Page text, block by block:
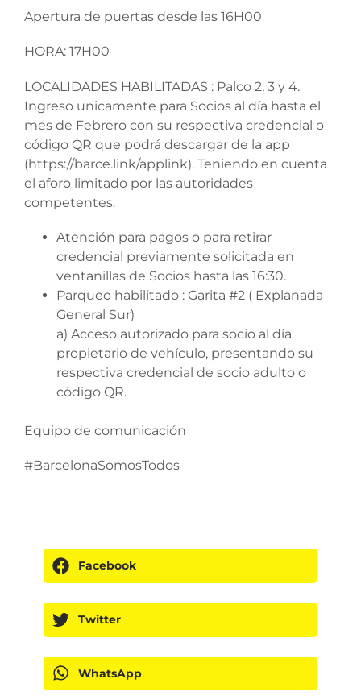
Apertura de puertas desde las 16H00
HORA: 17H00
LOCALIDADES HABILITADAS : Palco 2, 3 y 4.
Ingreso unicamente para Socios al día hasta el
mes de Febrero con su respectiva credencial o
código QR que podrá descargar de la app
(https://barce.link/applink). Teniendo en cuenta
el aforo limitado por las autoridades
competentes.
Atención para pagos o para retirar
credencial previamente solicitada en
ventanillas de Socios hasta las 16:30.
Parqueo habilitado : Garita #2 ( Explanada
General Sur)
a) Acceso autorizado para socio al día
propietario de vehículo, presentando su
respectiva credencial de socio adulto o
código QR.
Equipo de comunicación
#BarcelonaSomosTodos
Facebook
Twitter
WhatsApp